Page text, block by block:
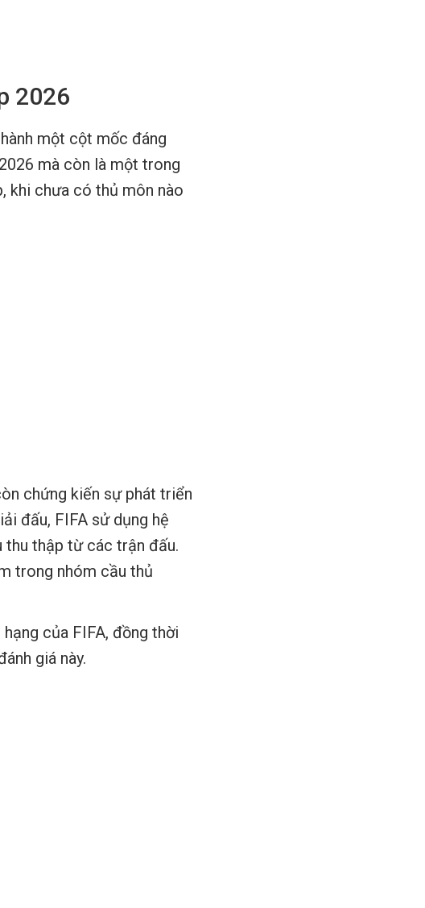
2026
một cột mốc đáng
mà còn là một trong
khi chưa có thủ môn nào
chứng kiến sự phát triển
đấu, FIFA sử dụng hệ
thu thập từ các trận đấu.
trong nhóm cầu thủ
của FIFA, đồng thời
giá này.